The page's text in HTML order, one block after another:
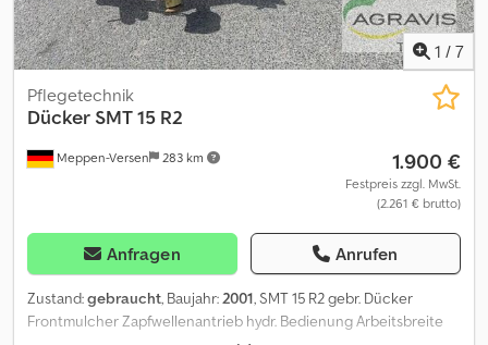
1 / 7
Meppen-Versen 283 km
Pflegetechnik
Dücker SMT 15 R2
1.900 €
Festpreis zzgl. MwSt.
(2.261 € brutto)
Anfragen Anrufen
Zustand:gebraucht, Baujahr: 2001, SMT 15 R2 gebr. Dücker
Frontmulcher Zapfwellenantrieb hydr. Bedienung Arbeitsbreite